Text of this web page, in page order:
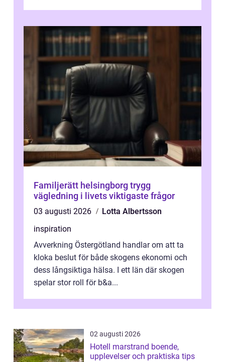
Familjerätt helsingborg trygg
vägledning i livets viktigaste frågor
03 augusti 2026
Lotta Albertsson
inspiration
Avverkning Östergötland handlar om att ta
kloka beslut för både skogens ekonomi och
dess långsiktiga hälsa. I ett län där skogen
spelar stor roll för b&a...
02 augusti 2026
Hotell marstrand boende,
upplevelser och praktiska tips